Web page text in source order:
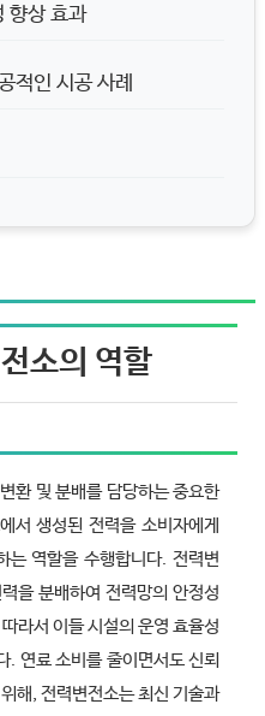
향상 효과
적인 시공 사례
소의 역할
환 및 분배를 담당하는 중요한
서 생성된 전력을 소비자에게
는 역할을 수행합니다. 전력변
을 분배하여 전력망의 안정성
라서 이들 시설의 운영 효율성
. 연료 소비를 줄이면서도 신뢰
해, 전력변전소는 최신 기술과